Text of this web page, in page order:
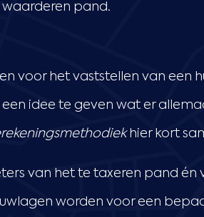
pand.
voor het vaststellen van een
idee te geven wat er
hier kort
van het te taxeren pand
worden voor een